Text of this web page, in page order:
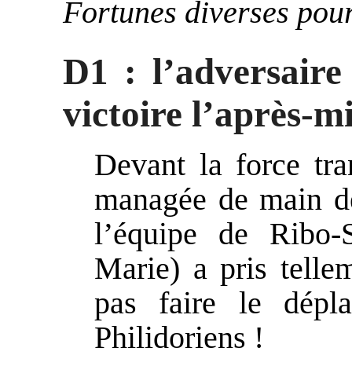
Fortunes diverses
D1 :
victoire l’après-
Devant la force
managée de main
l’équipe de
Marie) a pris
pas faire le
Philidoriens !